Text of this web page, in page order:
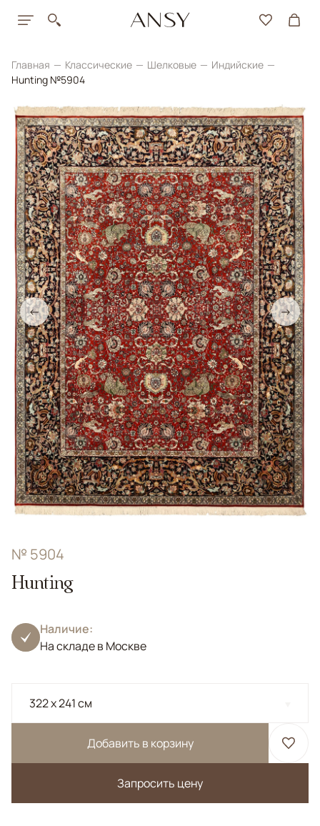
Главная Классические Шелковые
Индийские
Hunting №5904
← →
№ 5904
Hunting
Наличие:
На складе в Москве
322 x 241 см
Добавить в корзину
Запросить цену